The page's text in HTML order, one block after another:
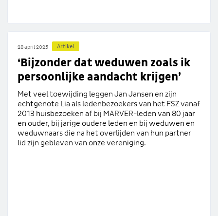
28 april 2025 Artikel
‘Bijzonder dat weduwen zoals ik
persoonlijke aandacht krijgen’
Met veel toewijding leggen Jan Jansen en zijn
echtgenote Lia als ledenbezoekers van het FSZ vanaf
2013 huisbezoeken af bij MARVER-leden van 80 jaar
en ouder, bij jarige oudere leden en bij weduwen en
weduwnaars die na het overlijden van hun partner
lid zijn gebleven van onze vereniging.